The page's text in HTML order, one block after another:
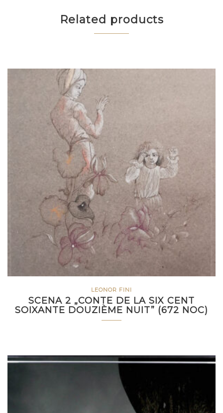
Related products
LEONOR FINI
SCENA 2 „CONTE DE LA SIX CENT
SOIXANTE DOUZIÈME NUIT” (672 NOC)